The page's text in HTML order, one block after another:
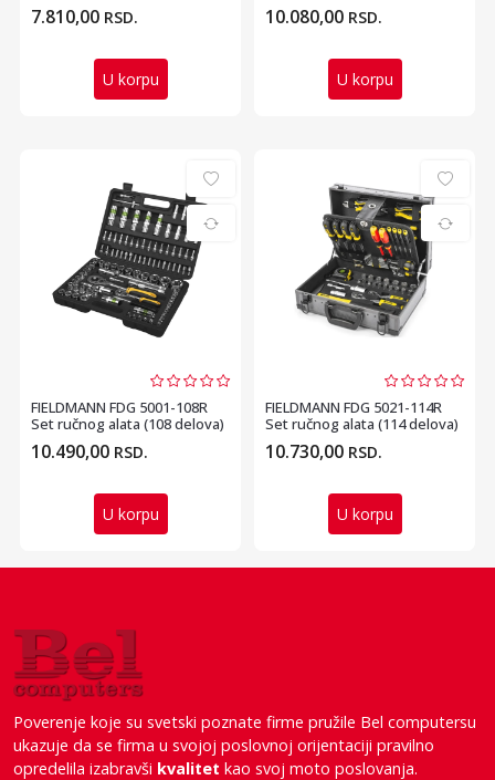
7.810,00 RSD.
U korpu
10.080,00 RSD.
U korpu
FIELDMANN FDG 5001-108R
Set ručnog alata (108 delova)
10.490,00 RSD.
U korpu
FIELDMANN FDG 5021-114R
Set ručnog alata (114 delova)
10.730,00 RSD.
U korpu
Poverenje koje su svetski poznate firme pružile Bel computersu
ukazuje da se firma u svojoj poslovnoj orijentaciji pravilno
opredelila izabravši kvalitet kao svoj moto poslovanja.